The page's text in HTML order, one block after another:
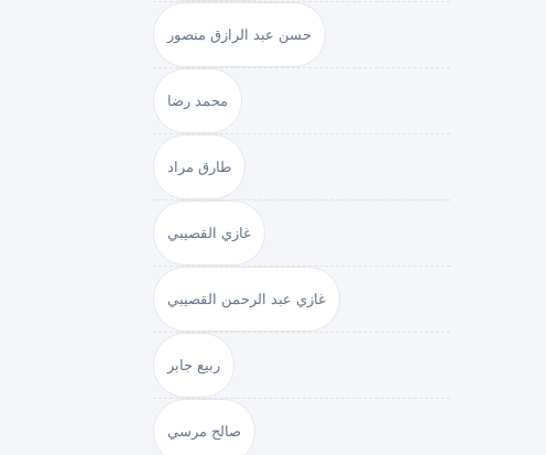
حسن عبد الرازق منصور
محمد رضا
طارق مراد
غازي القصيبي
غازي عبد الرحمن القصيبي
ربيع جابر
صالح مرسي